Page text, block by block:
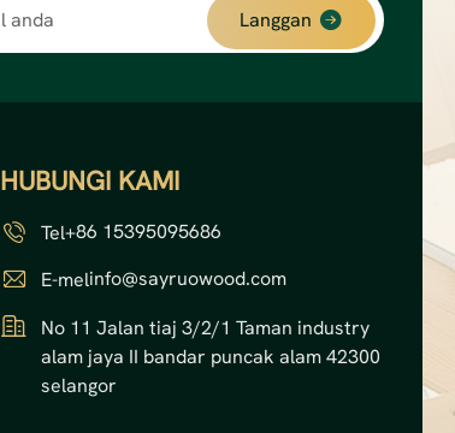
Langgan
HUBUNGI KAMI
Tel+86 15395095686
E-melinfo@sayruowood.com
No 11 Jalan tiaj 3/2/1 Taman industry
alam jaya II bandar puncak alam 42300
selangor